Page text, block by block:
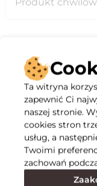
Opis
Specyfikacja
Polecane
Ta witryna
zapewnić Ci
naszej stronie.
cookies stron
usług, a
Twoimi
zachowań